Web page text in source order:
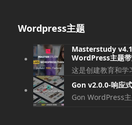
Wordpress主题
Masterstudy
WordPress主题
这是创建教育和
Gon v2.0.0-响应
Gon WordPress